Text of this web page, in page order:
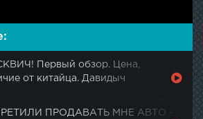
Первый обзор. Цена,
от китайца. Давидыч
ПРОДАВАТЬ МНЕ АВТО -